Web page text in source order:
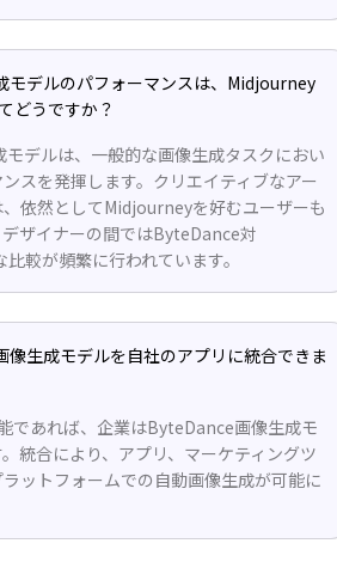
モデルのパフォーマンスは、Midjourney
どうですか？
デルは、一般的な画像生成タスクにおい
スを発揮します。クリエイティブなアー
、依然としてMidjourneyを好むユーザーも
ザイナーの間ではByteDance対
較が頻繁に行われています。
生成モデルを自社のアプリに統合できま
であれば、企業はByteDance画像生成モ
統合により、アプリ、マーケティングツ
ットフォームでの自動画像生成が可能に